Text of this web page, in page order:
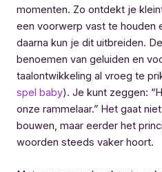
momenten. Zo ontdekt je
een voorwerp vast te houden
daarna kun je dit uitbreiden.
benoemen van geluiden en
taalontwikkeling al vroeg te
spel baby). Je kunt zeggen:
onze rammelaar.” Het gaat
bouwen, maar eerder het
woorden steeds vaker hoort.